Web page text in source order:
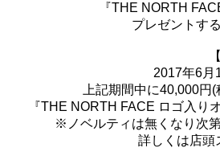
『THE NORTH
プレゼントす
2017年6月
上記期間中に40,000
『THE NORTH FACE ロゴ入り
※ノベルティは無くなり次
詳しくは店頭